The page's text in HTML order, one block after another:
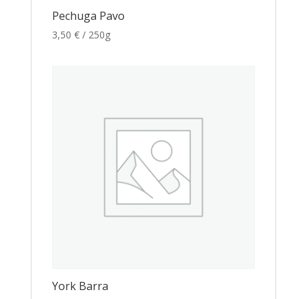
Pechuga Pavo
3,50 € / 250g
York Barra